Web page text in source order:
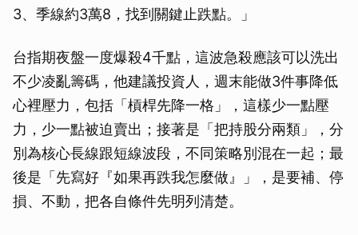
3、季線約3萬8，找到關鍵止跌點。」
台指期夜盤一度爆殺4千點，這波急殺應該可以洗出
不少凌亂籌碼，他建議投資人，週末能做3件事降低
心裡壓力，包括「槓桿先降一格」，這樣少一點壓
力，少一點被迫賣出；接著是「把持股分兩類」，分
別為核心長線跟短線波段，不同策略別混在一起；最
後是「先寫好『如果再跌我怎麼做』」，是要補、停
損、不動，把各自條件先明列清楚。